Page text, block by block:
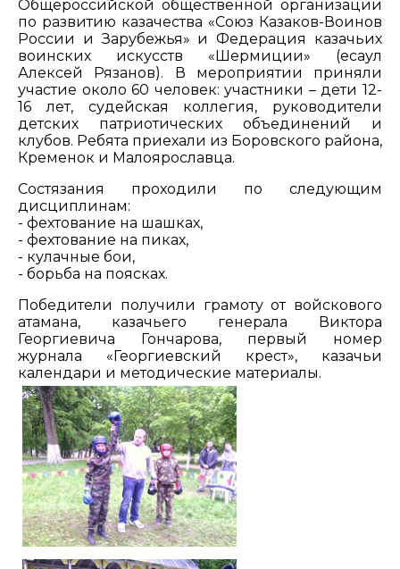
Общероссийской общественной организации
по развитию казачества «Союз Казаков-Воинов
России и Зарубежья» и Федерация казачьих
воинских искусств «Шермиции» (есаул
Алексей Рязанов). В мероприятии приняли
участие около 60 человек: участники – дети 12-
16 лет, судейская коллегия, руководители
детских патриотических объединений и
клубов. Ребята приехали из Боровского района,
Кременок и Малоярославца.
Состязания проходили по следующим
дисциплинам:
- фехтование на шашках,
- фехтование на пиках,
- кулачные бои,
- борьба на поясках.
Победители получили грамоту от войскового
атамана, казачьего генерала Виктора
Георгиевича Гончарова, первый номер
журнала «Георгиевский крест», казачьи
календари и методические материалы.